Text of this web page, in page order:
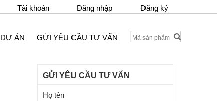
Tài khoản Đăng nhập Đăng ký
DỰ ÁN GỬI YÊU CẦU TƯ VẤN
GỬI YÊU CẦU TƯ VẤN
Họ tên